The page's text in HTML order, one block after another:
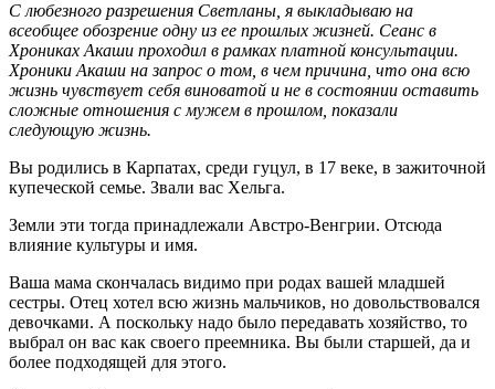
С любезного разрешения Светланы, я выкладываю на
всеобщее обозрение одну из ее прошлых жизней. Сеанс в
Хрониках Акаши проходил в рамках платной консультации.
Хроники Акаши на запрос о том, в чем причина, что она всю
жизнь чувствует себя виноватой и не в состоянии оставить
сложные отношения с мужем в прошлом, показали
следующую жизнь.
Вы родились в Карпатах, среди гуцул, в 17 веке, в зажиточной
купеческой семье. Звали вас Хельга.
Земли эти тогда принадлежали Австро-Венгрии. Отсюда
влияние культуры и имя.
Ваша мама скончалась видимо при родах вашей младшей
сестры. Отец хотел всю жизнь мальчиков, но довольствовался
девочками. А поскольку надо было передавать хозяйство, то
выбрал он вас как своего преемника. Вы были старшей, да и
более подходящей для этого.